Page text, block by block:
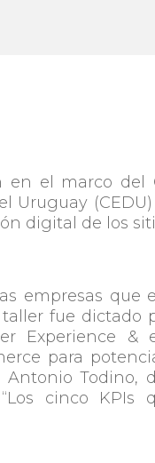
en el marco del
Uruguay
digital de los
empresas que
fue dictado
Experience &
para
Antonio Todino,
Los cinco KPIs